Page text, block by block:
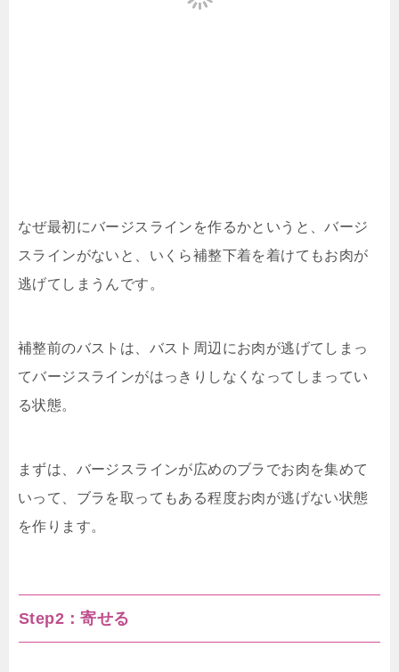
なぜ最初にバージスラインを作るかというと、バージ
スラインがないと、いくら補整下着を着けてもお肉が
逃げてしまうんです。
補整前のバストは、バスト周辺にお肉が逃げてしまっ
てバージスラインがはっきりしなくなってしまってい
る状態。
まずは、バージスラインが広めのブラでお肉を集めて
いって、ブラを取ってもある程度お肉が逃げない状態
を作ります。
Step2：寄せる